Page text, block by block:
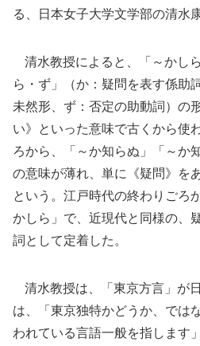
る、日本女子大学文学部の清水
清水教授によると、「～かし
ら・ず」（か：疑問を表す係助
未然形、ず：否定の助動詞）の
い》といった意味で古くから使
ろから、「～か知らぬ」「～か
の意味が薄れ、単に《疑問》を
という。江戸時代の終わりごろ
かしら」で、近現代と同様の、
詞として定着した。
清水教授は、「東京方言」が
は、「東京独特かどうか、では
われている言語一般を指します